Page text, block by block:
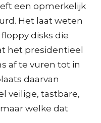
een opmerkelijk
Het laat weten
disks die
het presidentieel
af te vuren tot in
daarvan
veilige, tastbare,
welke dat